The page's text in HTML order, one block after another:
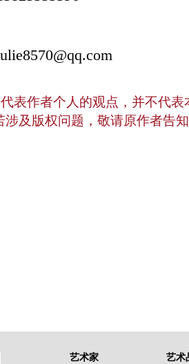
表作者个人的观点，并不代
涉及版权问题，敬请原作者告
艺术家
艺术